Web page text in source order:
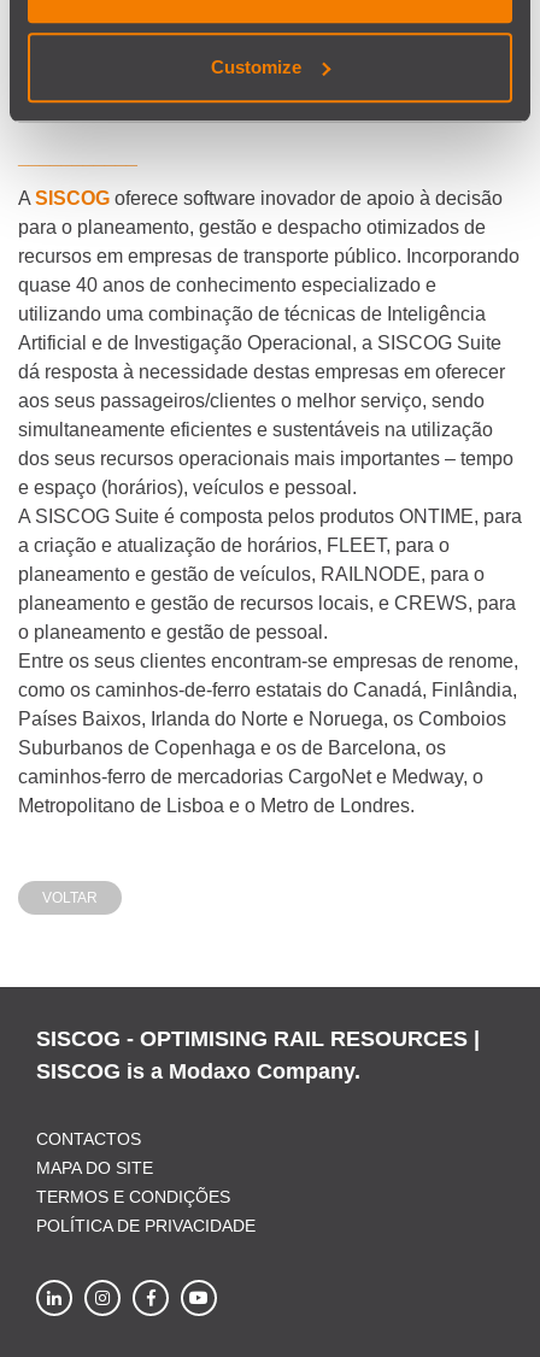
Customize
precisam de estar — seja para trabalhar, estar com a
A SISCOG oferece software inovador de apoio à decisão
para o planeamento, gestão e despacho otimizados de
recursos em empresas de transporte público. Incorporando
quase 40 anos de conhecimento especializado e
utilizando uma combinação de técnicas de Inteligência
Artificial e de Investigação Operacional, a SISCOG Suite
dá resposta à necessidade destas empresas em oferecer
aos seus passageiros/clientes o melhor serviço, sendo
simultaneamente eficientes e sustentáveis na utilização
dos seus recursos operacionais mais importantes – tempo
e espaço (horários), veículos e pessoal.
A SISCOG Suite é composta pelos produtos ONTIME, para
a criação e atualização de horários, FLEET, para o
planeamento e gestão de veículos, RAILNODE, para o
planeamento e gestão de recursos locais, e CREWS, para
o planeamento e gestão de pessoal.
Entre os seus clientes encontram-se empresas de renome,
como os caminhos-de-ferro estatais do Canadá, Finlândia,
Países Baixos, Irlanda do Norte e Noruega, os Comboios
Suburbanos de Copenhaga e os de Barcelona, os
caminhos-ferro de mercadorias CargoNet e Medway, o
Metropolitano de Lisboa e o Metro de Londres.
VOLTAR
SISCOG - OPTIMISING RAIL RESOURCES |
SISCOG is a Modaxo Company.
CONTACTOS
MAPA DO SITE
TERMOS E CONDIÇÕES
POLÍTICA DE PRIVACIDADE